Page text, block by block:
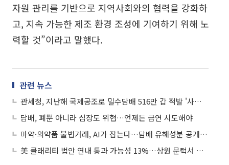
자원 관리를 기반으로 지역사회와의 협력을 강화하
고, 지속 가능한 제조 환경 조성에 기여하기 위해 노
력할 것”이라고 말했다.
관련 뉴스
관세청, 지난해 국제공조로 밀수담배 516만 갑 적발 '사상 최대'
담배, 폐뿐 아니라 심장도 위협…언제든 금연 시도해야
마약·의약품 불법거래, AI가 잡는다…담배 유해성분 공개 예정
美 클래리티 법안 연내 통과 가능성 13%…상원 문턱서 제동